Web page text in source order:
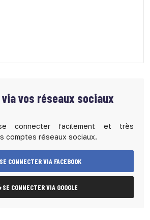
vos réseaux sociaux
connecter facilement et très
comptes réseaux sociaux.
SE CONNECTER VIA FACEBOOK
SE CONNECTER VIA GOOGLE